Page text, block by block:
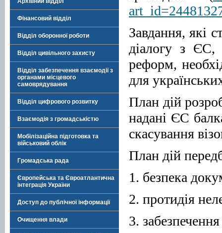
Фінансовий відділ
Відділ оборонної роботи
Відділ цивільного захисту
Відділ забезпечення взаємодії з
органами місцевого
самоврядування
Відділ цифрового розвитку
Взаємодія з громадськістю
Мобілізаційна підготовка та
військовий облік
Громадська рада
Європейська та Євроатлантична
інтеграція України
Доступ до публічної інформації
Очищення влади
Завдання, які
діалогу з ЄС,
реформ,
для
План дій
надані ЄС
скасування
План дій
1. безпека
2. протидія
3.